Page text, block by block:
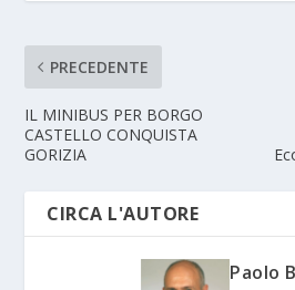
PRECEDENTE
IL MINIBUS PER BORGO
CASTELLO CONQUISTA
GORIZIA
CIRCA L'AUTORE
Paolo